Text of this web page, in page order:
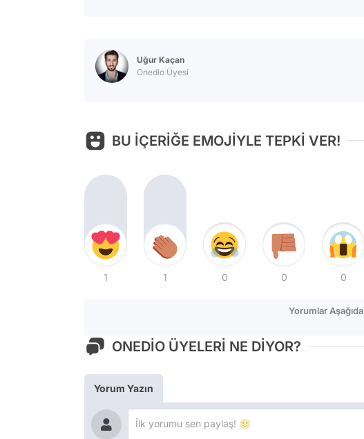
Uğur Kaçan
Onedio Üyesi
BU İÇERİĞE EMOJİYLE TEPKİ VER!
1 1 0 0 0
Yorumlar Aşağıda
ONEDİO ÜYELERİ NE DİYOR?
Yorum Yazın